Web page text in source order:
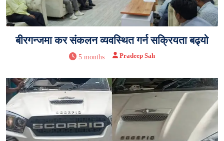
बीरगन्जमा कर संकलन व्यवस्थित गर्न सक्रियता बढ्यो
5 months Pradeep Sah